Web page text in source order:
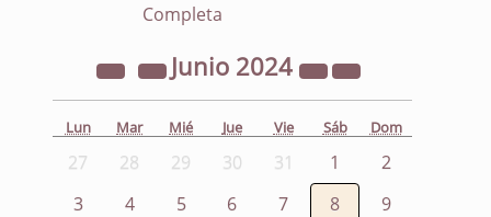
Completa
Junio 2024
Lun Mar Mié Jue Vie Sáb Dom
27 28 29 30 31 1
2
3
4 5 6 7 8
9